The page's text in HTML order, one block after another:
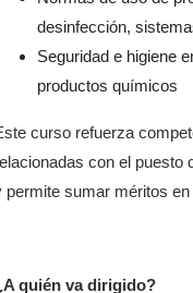
desinfección,
Seguridad e higiene
productos químicos
curso refuerza
con el puesto
permite sumar méritos
quién va dirigido?